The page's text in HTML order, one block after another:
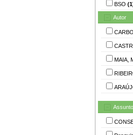
BSO
Autor
MAIA,
Assunto